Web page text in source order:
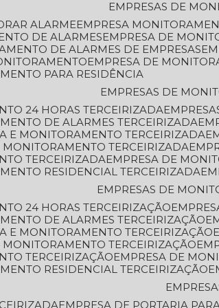
EMPRESAS DE
ALARME
EMPRESA
DE ALARMES
EMPRESA DE
DE ALARMES DE EMPRESAS
EMPRESA DE
PARA RESIDÊNCIA
EMPRESAS DE
24 HORAS TERCEIRIZADA
DE ALARMES TERCEIRIZADA
E MONITORAMENTO TERCEIRIZADA
MONITORAMENTO TERCEIRIZADA
TERCEIRIZADA
EMPRESA DE
RESIDENCIAL TERCEIRIZADA
EMPRESAS DE
24 HORAS TERCEIRIZAÇÃO
DE ALARMES TERCEIRIZAÇÃO
E MONITORAMENTO TERCEIRIZAÇÃO
MONITORAMENTO TERCEIRIZAÇÃO
TERCEIRIZAÇÃO
EMPRESA DE
RESIDENCIAL TERCEIRIZAÇÃO
EMPRESA DE PORTARIA